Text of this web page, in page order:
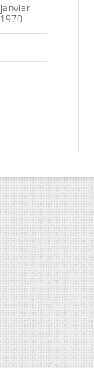
janvier
1970